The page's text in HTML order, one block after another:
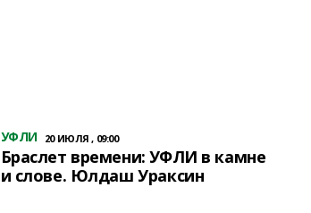
УФЛИ 20 ИЮЛЯ , 09:00
Браслет времени: УФЛИ в камне
и слове. Юлдаш Ураксин